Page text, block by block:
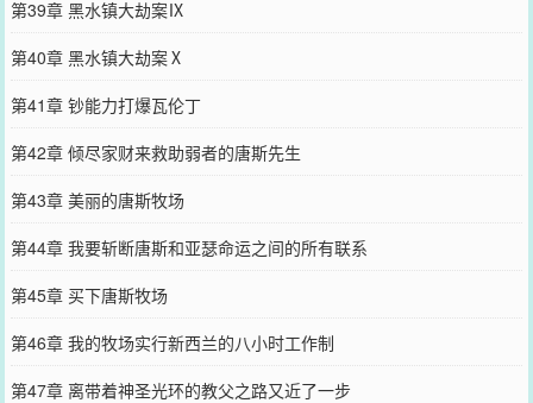
第39章 黑水镇大劫案Ⅸ
第40章 黑水镇大劫案Ⅹ
第41章 钞能力打爆瓦伦丁
第42章 倾尽家财来救助弱者的唐斯先生
第43章 美丽的唐斯牧场
第44章 我要斩断唐斯和亚瑟命运之间的所有联系
第45章 买下唐斯牧场
第46章 我的牧场实行新西兰的八小时工作制
第47章 离带着神圣光环的教父之路又近了一步